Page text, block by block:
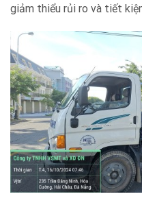
giảm thiểu rủi ro và tiết